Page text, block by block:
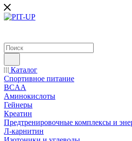
Каталог
Спортивное питание
BCAA
Аминокислоты
Гейнеры
Креатин
Предтренировочные комплексы и
Л-карнитин